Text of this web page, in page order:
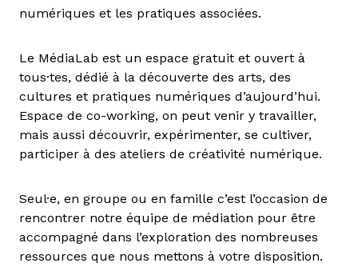
numériques et les pratiques associées.
Le MédiaLab est un espace gratuit et ouvert à
tous·tes, dédié à la découverte des arts, des
cultures et pratiques numériques d’aujourd’hui.
Espace de co-working, on peut venir y travailler,
mais aussi découvrir, expérimenter, se cultiver,
participer à des ateliers de créativité numérique.
Seul·e, en groupe ou en famille c’est l’occasion de
rencontrer notre équipe de médiation pour être
accompagné dans l’exploration des nombreuses
ressources que nous mettons à votre disposition.